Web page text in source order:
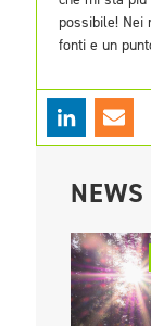
possibile! Nei
fonti e un